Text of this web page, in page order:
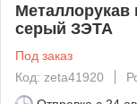
серый ЗЭТА
Под заказ
Код: zeta41920